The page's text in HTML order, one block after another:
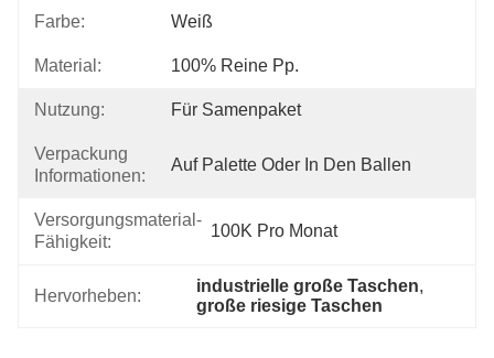
Farbe: Weiß
Material: 100% Reine Pp.
Nutzung: Für Samenpaket
Verpackung
Informationen:
Auf Palette Oder In Den Ballen
Versorgungsmaterial-
Fähigkeit:
100K Pro Monat
Hervorheben:
industrielle große Taschen,
große riesige Taschen